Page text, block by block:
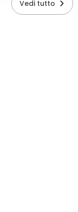
Vedi tutto